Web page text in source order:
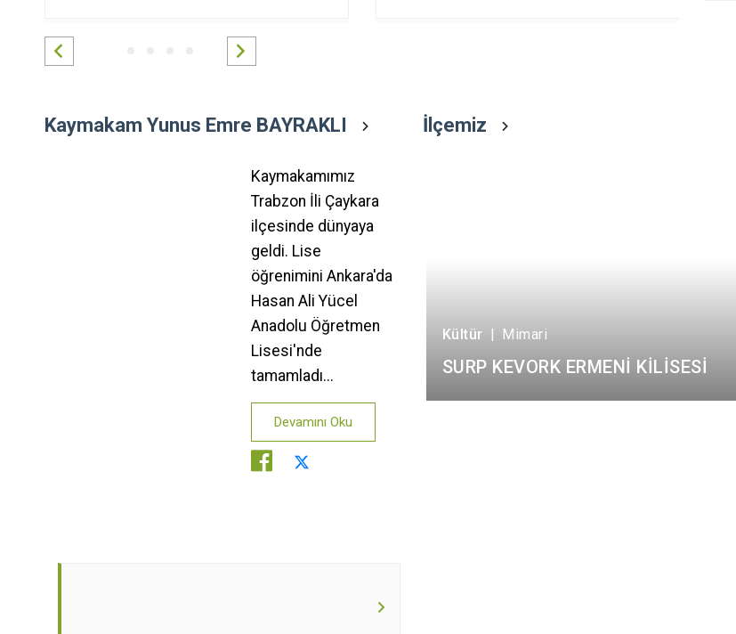
Kaymakam Yunus Emre BAYRAKLI
Kaymakamımız
Trabzon İli Çaykara
ilçesinde dünyaya
geldi. Lise
öğrenimini Ankara'da
Hasan Ali Yücel
Anadolu Öğretmen
Lisesi'nde
tamamladı...
Devamını Oku
İlçemiz
Kültür | Mimari
SURP KEVORK ERMENİ KİLİSESİ